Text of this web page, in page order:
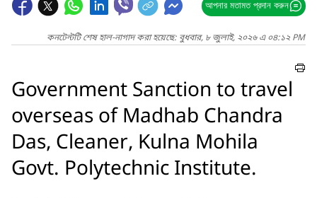
আপনার মতামত প্রদান করুন
কনটেন্টটি শেষ হাল-নাগাদ করা হয়েছে: বুধবার, ৮ জুলাই, ২০২৬ এ ০৪:১২ PM
Government Sanction to travel
overseas of Madhab Chandra
Das, Cleaner, Kulna Mohila
Govt. Polytechnic Institute.